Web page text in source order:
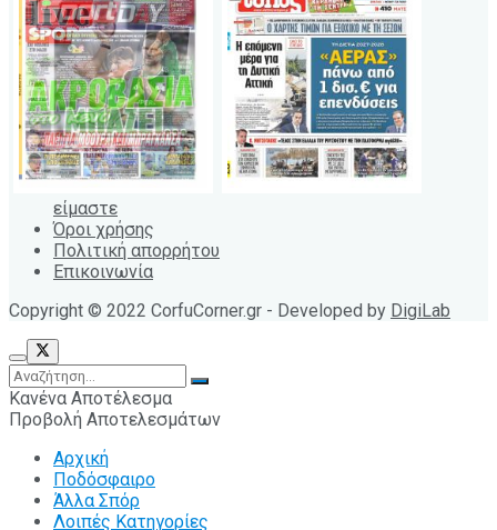
είμαστε
Όροι χρήσης
Πολιτική απορρήτου
Επικοινωνία
Copyright © 2022 CorfuCorner.gr - Developed by DigiLab
Κανένα Αποτέλεσμα
Προβολή Αποτελεσμάτων
Αρχική
Ποδόσφαιρο
Άλλα Σπόρ
Λοιπές Κατηγορίες